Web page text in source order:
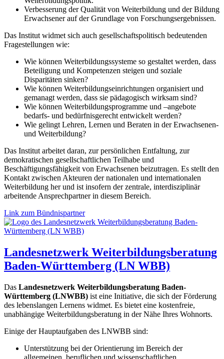
Verbesserung der Qualität von Weiterbildung und der Bildung
Erwachsener auf der Grundlage von Forschungsergebnissen.
Das Institut widmet sich auch gesellschaftspolitisch bedeutenden
Fragestellungen wie:
Wie können Weiterbildungssysteme so gestaltet werden, dass
Beteiligung und Kompetenzen steigen und soziale
Disparitäten sinken?
Wie können Weiterbildungseinrichtungen organisiert und
gemanagt werden, dass sie pädagogisch wirksam sind?
Wie können Weiterbildungsprogramme und –angebote
bedarfs- und bedürfnisgerecht entwickelt werden?
Wie gelingt Lehren, Lernen und Beraten in der Erwachsenen-
und Weiterbildung?
Das Institut arbeitet daran, zur persönlichen Entfaltung, zur
demokratischen gesellschaftlichen Teilhabe und
Beschäftigungsfähigkeit von Erwachsenen beizutragen. Es stellt den
Kontakt zwischen Akteuren der nationalen und internationalen
Weiterbildung her und ist insofern der zentrale, interdisziplinär
arbeitende Ansprechpartner in diesem Bereich.
Link zum Bündnispartner
Landesnetzwerk Weiterbildungsberatung
Baden-Württemberg (LN WBB)
Das Landesnetzwerk Weiterbildungsberatung Baden-
Württemberg (LNWBB) ist eine Initiative, die sich der Förderung
des lebenslangen Lernens widmet. Es bietet eine kostenfreie,
unabhängige Weiterbildungsberatung in der Nähe Ihres Wohnorts.
Einige der Hauptaufgaben des LNWBB sind:
Unterstützung bei der Orientierung im Bereich der